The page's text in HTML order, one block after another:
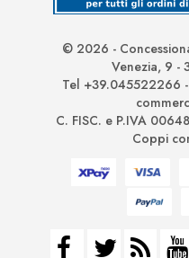
© 2026 -
Venezia, 9 -
Tel +39.045522266
C. FISC. e P.IVA
Coppi